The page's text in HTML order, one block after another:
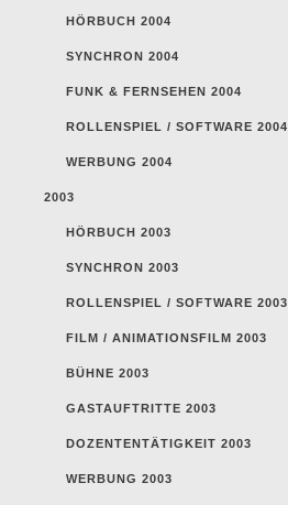
HÖRBUCH 2004
SYNCHRON 2004
FUNK & FERNSEHEN 2004
ROLLENSPIEL / SOFTWARE 2004
WERBUNG 2004
2003
HÖRBUCH 2003
SYNCHRON 2003
ROLLENSPIEL / SOFTWARE 2003
FILM / ANIMATIONSFILM 2003
BÜHNE 2003
GASTAUFTRITTE 2003
DOZENTENTÄTIGKEIT 2003
WERBUNG 2003